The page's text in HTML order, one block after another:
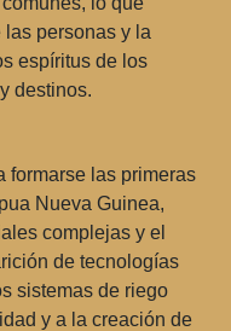
personas y la
espíritus de los
destinos.
formarse las primeras
Nueva Guinea,
complejas y el
de tecnologías
sistemas de riego
y a la creación de